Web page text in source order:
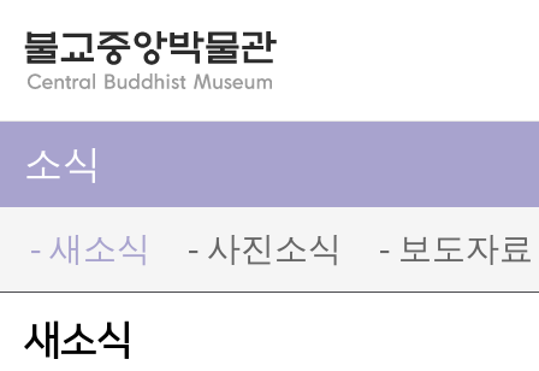
소식
- 새소식 - 사진소식 - 보도자료
새소식